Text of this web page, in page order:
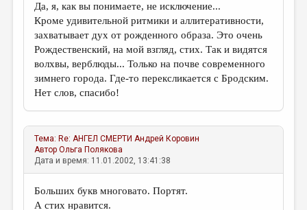
Да, я, как вы понимаете, не исключение...
Кроме удивительной ритмики и аллитеративности,
захватывает дух от рожденного образа. Это очень
Рождественский, на мой взгляд, стих. Так и видятся
волхвы, верблюды... Только на почве современного
зимнего города. Где-то перексликается с Бродским.
Нет слов, спасибо!
Тема: Re: АНГЕЛ СМЕРТИ Андрей Коровин
АвторОльга Полякова
Дата и время: 11.01.2002, 13:41:38
Больших букв многовато. Портят.
А стих нравится.